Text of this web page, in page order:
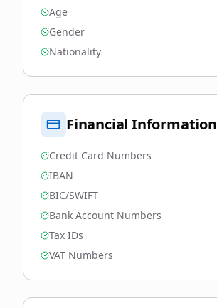
Age
Gender
Nationality
Financial Information
Credit Card Numbers
IBAN
BIC/SWIFT
Bank Account Numbers
Tax IDs
VAT Numbers